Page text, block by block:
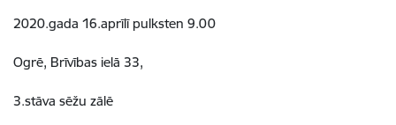
2020.gada 16.aprīlī pulksten 9.00
Ogrē, Brīvības ielā 33,
3.stāva sēžu zālē